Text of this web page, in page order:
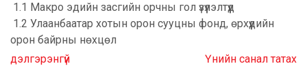
1.1 Макро эдийн засгийн орчны гол үзүүлэлтүүд
1.2 Улаанбаатар хотын орон сууцны фонд, өрхүүдийн
орон байрны нөхцөл
1.3 Орон сууц худалдан авах боломжийн индекс
дэлгэрэнгүй Үнийн санал татах